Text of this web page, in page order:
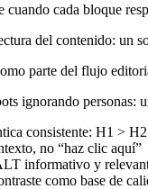
cuando cada bloque
del contenido: un
parte del flujo
ignorando personas:
consistente: H1 >
no “haz clic aquí”
informativo y
como base de